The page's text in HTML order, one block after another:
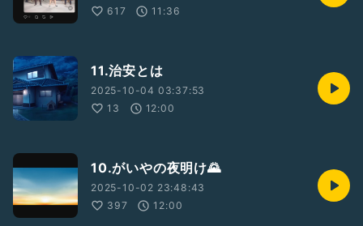
617
11:36
11.治安とは
2025-10-04 03:37:53
13
12:00
10.がいやの夜明け🌄
2025-10-02 23:48:43
397
12:00